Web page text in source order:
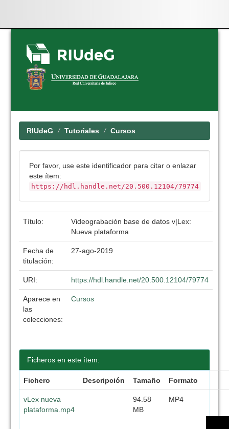
Skip
navigation
RIUdeG Tutoriales Cursos
Por favor, use este identificador para citar o enlazar
este ítem:
https://hdl.handle.net/20.500.12104/79774
Título:
Videograbación base de datos v|Lex:
Nueva plataforma
Fecha de
titulación:
27-ago-2019
URI: https://hdl.handle.net/20.500.12104/79774
Aparece en
las
colecciones:
Cursos
Ficheros en este ítem:
Fichero Descripción Tamaño Formato
vLex nueva
plataforma.mp4
94.58
MB
MP4